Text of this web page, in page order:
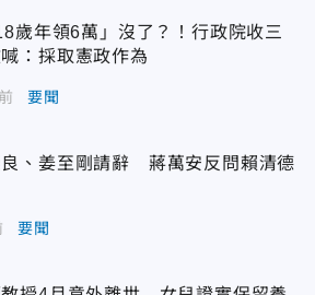
歲年領6萬」沒了？！行政院收三
：採取憲政作為
要聞
、姜至剛請辭 蔣萬安反問賴清德
要聞